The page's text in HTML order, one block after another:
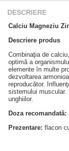
DESCRIERE
Calciu Magneziu
Descriere produs
Combinaţia de
optimă a
elemente în multe
dezvoltarea
reproducător.
sistemului muscular.
unghiilor.
Doza recomandată:
Prezentare: flacon